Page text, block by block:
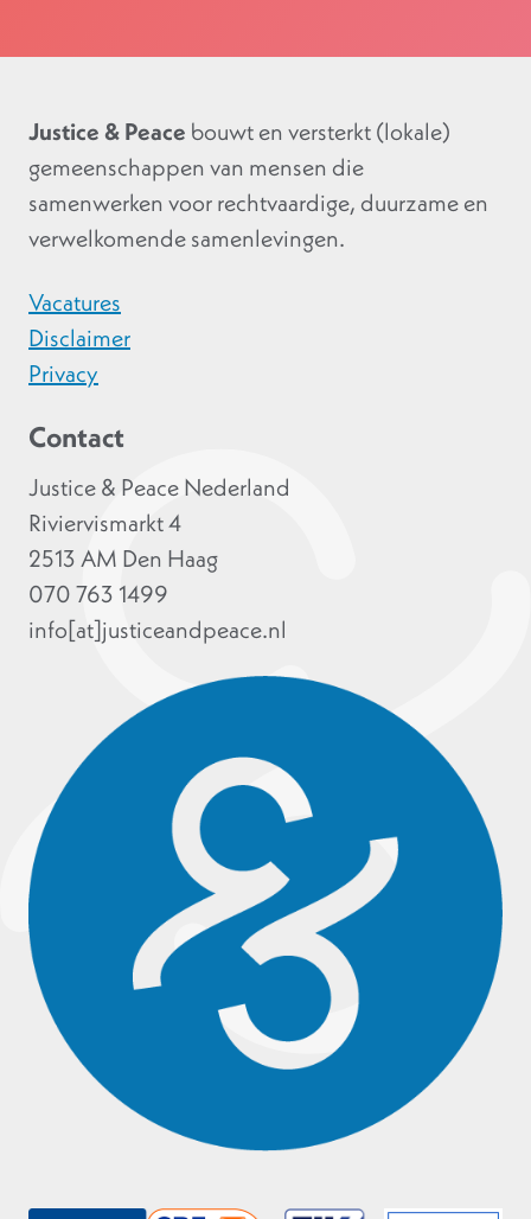
Justice & Peace bouwt en versterkt (lokale)
gemeenschappen van mensen die
samenwerken voor rechtvaardige, duurzame en
verwelkomende samenlevingen.
Vacatures
Disclaimer
Privacy
Contact
Justice & Peace Nederland
Riviervismarkt 4
2513 AM Den Haag
070 763 1499
info[at]justiceandpeace.nl